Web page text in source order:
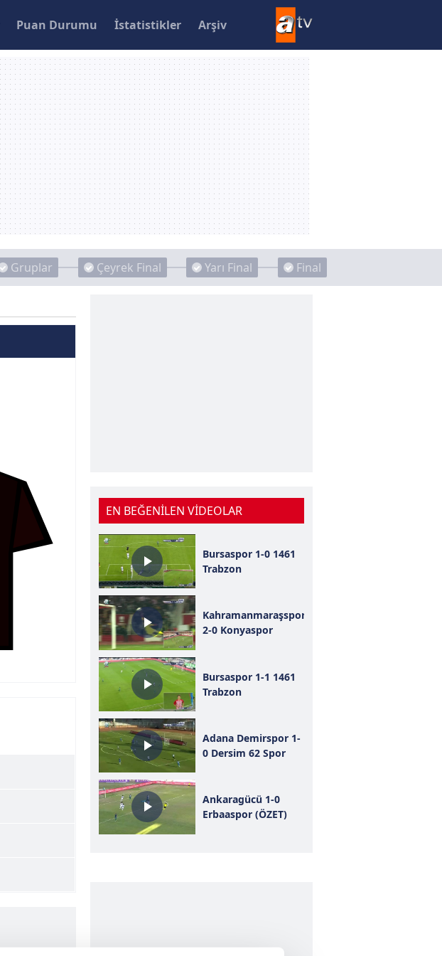
Puan Durumu İstatistikler Arşiv
Gruplar Çeyrek Final Yarı Final Final
EN BEĞENİLEN VİDEOLAR
Bursaspor 1-0 1461
Trabzon
Kahramanmaraşspor
2-0 Konyaspor
Bursaspor 1-1 1461
Trabzon
Adana Demirspor 1-
0 Dersim 62 Spor
Ankaragücü 1-0
Erbaaspor (ÖZET)